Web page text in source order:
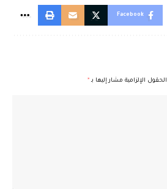
Facebook
الحقول الإلزامية مشار إليها بـ *